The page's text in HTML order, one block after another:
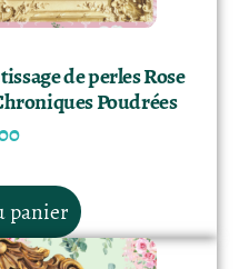
de perles Rose
Poudrées
panier